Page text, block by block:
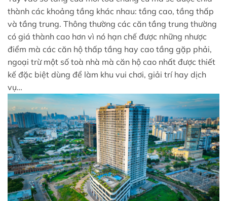
thành các khoảng tầng khác nhau: tầng cao, tầng thấp
và tầng trung. Thông thường các căn tầng trung thường
có giá thành cao hơn vì nó hạn chế được những nhược
điểm mà các căn hộ thấp tầng hay cao tầng gặp phải,
ngoại trừ một số toà nhà mà căn hộ cao nhất được thiết
kế đặc biệt dùng để làm khu vui chơi, giải trí hay dịch
vụ…